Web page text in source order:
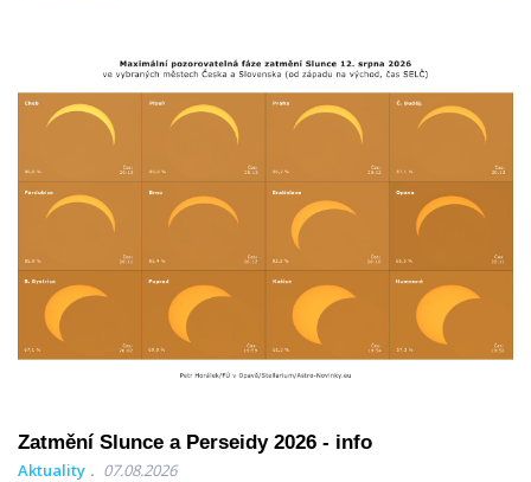
Zatmění Slunce a Perseidy 2026 - info
Aktuality 07.08.2026